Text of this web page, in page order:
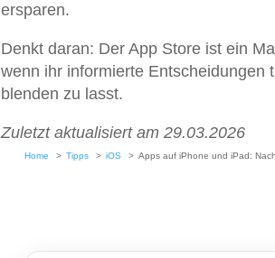
ersparen.
Denkt daran: Der App Store ist ein
wenn ihr informierte Entscheidungen
blenden zu lasst.
Zuletzt aktualisiert am 29.03.2026
Home Tipps iOS Apps auf iPhone und iPad: